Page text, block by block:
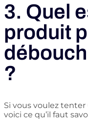
3. Quel
produit
?
Si vous voulez
voici ce qu’il faut